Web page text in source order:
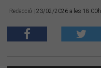
Redacció | 23/02/2026 a les 18:00h